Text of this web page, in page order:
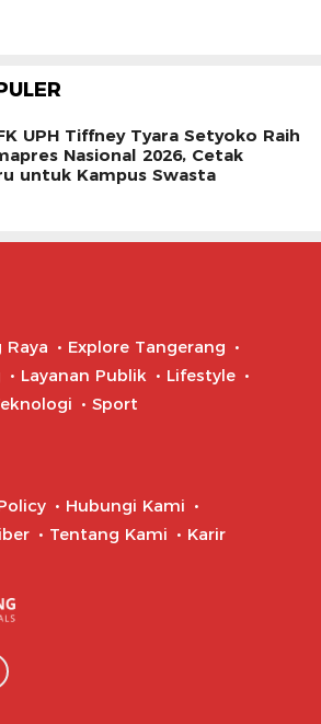
UPH Tiffney Tyara Setyoko Raih
Nasional 2026, Cetak
untuk Kampus Swasta
Raya
Explore Tangerang
Layanan Publik
Lifestyle
Sport
Hubungi Kami
Tentang Kami Karir